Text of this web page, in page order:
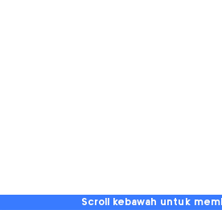
Scroll kebawah untuk